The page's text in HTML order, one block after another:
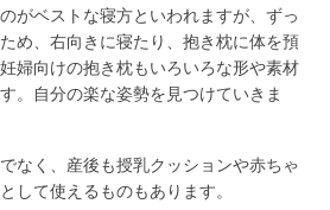
がベストな寝方といわれますが、ずっ
め、右向きに寝たり、抱き枕に体を預
婦向けの抱き枕もいろいろな形や素材
。自分の楽な姿勢を見つけていきま
なく、産後も授乳クッションや赤ちゃ
して使えるものもあります。